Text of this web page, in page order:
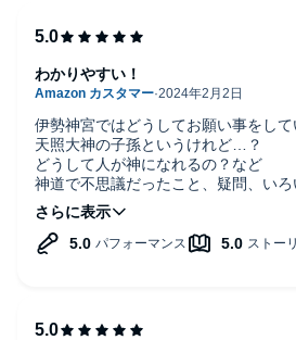
伊勢神宮ではどうしてお願い事をし
天照大神の子孫というけれど…？
どうして人が神になれるの？など
神道で不思議だったこと、疑問、いろ
た！
わかりやすい！